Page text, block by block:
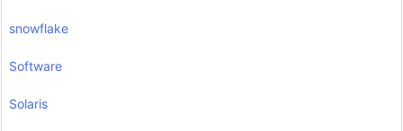
snowflake
Software
Solaris